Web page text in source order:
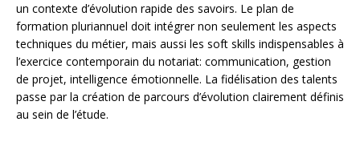
un contexte d’évolution rapide des savoirs. Le plan de
formation pluriannuel doit intégrer non seulement les aspects
techniques du métier, mais aussi les soft skills indispensables à
l’exercice contemporain du notariat: communication, gestion
de projet, intelligence émotionnelle. La fidélisation des talents
passe par la création de parcours d’évolution clairement définis
au sein de l’étude.